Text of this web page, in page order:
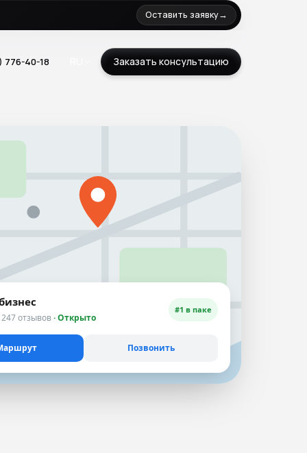
Оставить заявку→
776-40-18 Заказать консультацию
247 отзывов· Открыто
#1 в паке
Позвонить